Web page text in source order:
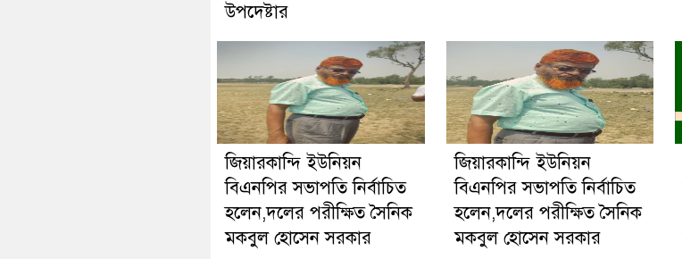
উপদেষ্টার
জিয়ারকান্দি ইউনিয়ন
বিএনপির সভাপতি নির্বাচিত
হলেন,দলের পরীক্ষিত সৈনিক
মকবুল হোসেন সরকার
জিয়ারকান্দি ইউনিয়ন
বিএনপির সভাপতি নির্বাচিত
হলেন,দলের পরীক্ষিত সৈনিক
মকবুল হোসেন সরকার